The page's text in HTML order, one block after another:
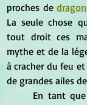
proches de
La seule chose
tout droit ces
mythe et de la
à cracher du feu
de grandes ailes